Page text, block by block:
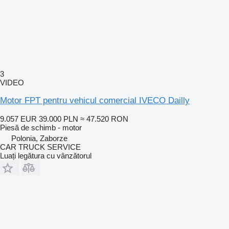
3
VIDEO
Motor FPT pentru vehicul comercial IVECO Dailly
9.057 EUR 39.000 PLN ≈ 47.520 RON
Piesă de schimb - motor
Polonia, Zaborze
CAR TRUCK SERVICE
Luați legătura cu vânzătorul